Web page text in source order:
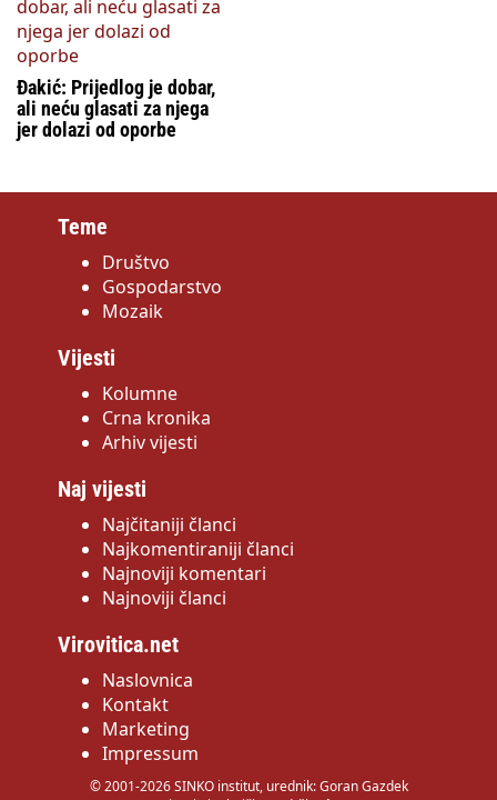
Đakić: Prijedlog je dobar,
ali neću glasati za njega
jer dolazi od oporbe
Teme
Društvo
Gospodarstvo
Mozaik
Vijesti
Kolumne
Crna kronika
Arhiv vijesti
Naj vijesti
Najčitaniji članci
Najkomentiraniji članci
Najnoviji komentari
Najnoviji članci
Virovitica.net
Naslovnica
Kontakt
Marketing
Impressum
© 2001-2026 SINKO institut, urednik: Goran Gazdek